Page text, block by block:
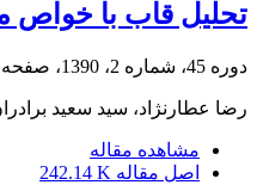
تحلیل قاب با خواص
دوره 45، شماره 2، 1390، صفحه
رضا عطارنژاد، سید سعید
مشاهده مقاله
اصل مقاله 242.14 K